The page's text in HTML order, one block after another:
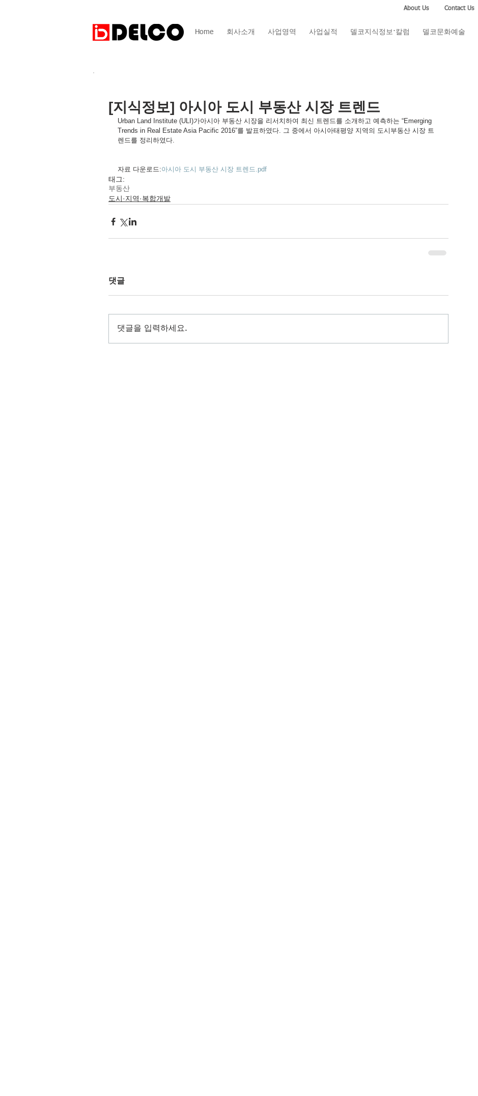
Home 회사소개 사업영역 사업실적 델코지식정보·칼럼 델코문화예술
About Us Contact Us
[지식정보] 아시아 도시 부동산 시장 트렌드
Urban Land Institute (ULI)가아시아 부동산 시장을 리서치하여 최신 트렌드를 소개하고 예측하는 “Emerging
Trends in Real Estate Asia Pacific 2016”를 발표하였다. 그 중에서 아시아태평양 지역의 도시부동산 시장 트
렌드를 정리하였다.
자료 다운로드:아시아 도시 부동산 시장 트렌드.pdf
태그:
부동산
도시·지역·복합개발
댓글
댓글을 입력하세요.